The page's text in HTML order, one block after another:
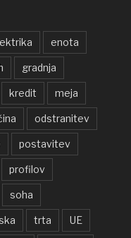
enota
gradnja
kredit meja
odstranitev
postavitev
profilov
soha
trta UE